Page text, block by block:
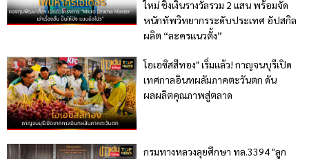
ใหม่ ชิงเงินรางวัลรวม 2 แสน พร้อมจัด
หนักทัพวิทยากรระดับประเทศ อัปสกิล
ผลิต “ละครแนวตั้ง”
โอเอซิสสีทอง" เริ่มแล้ว! กาญจนบุรีเปิด
เทศกาลอินทผลัมภาคตะวันตก ดัน
ผลผลิตคุณภาพสู่ตลาด
กรมทางหลวงลุยศึกษา ทล.3394 "ลูก